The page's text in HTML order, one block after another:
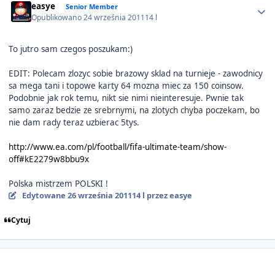
easye Senior Member
Opublikowano24 września 201114 l
To jutro sam czegos poszukam:)
EDIT: Polecam zlozyc sobie brazowy sklad na turnieje - zawodnicy
sa mega tani i topowe karty 64 mozna miec za 150 coinsow.
Podobnie jak rok temu, nikt sie nimi nieinteresuje. Pwnie tak
samo zaraz bedzie ze srebrnymi, na zlotych chyba poczekam, bo
nie dam rady teraz uzbierac 5tys.
http://www.ea.com/pl/football/fifa-ultimate-team/show-
off#kE2279w8bbu9x
Polska mistrzem POLSKI !
Edytowane 26 września 201114 l przez easye
Cytuj